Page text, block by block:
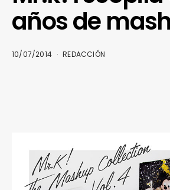
años de
10/07/2014 REDACCIÓN